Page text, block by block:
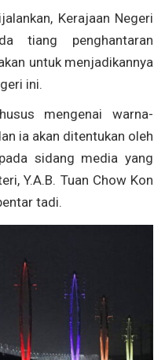
Kerajaan Negeri
tiang penghantaran
untuk menjadikannya
ini.
mengenai warna-
ia akan ditentukan oleh
sidang media yang
Y.A.B. Tuan Chow Kon
tadi.